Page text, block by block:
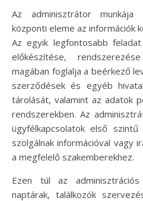
Az adminisztrátor munkája
központi eleme az információk
Az egyik legfontosabb
előkészítése,
magában foglalja a beérkező
szerződések és egyéb
tárolását, valamint az adatok
rendszerekben. Az
ügyfélkapcsolatok első
szolgálnak információval vagy
a megfelelő szakemberekhez.
Ezen túl az
naptárak, találkozók